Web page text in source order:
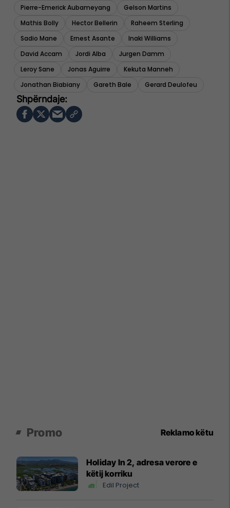
Pierre-Emerick Aubameyang
Gelson Martins
Mathis Bolly
Hector Bellerin
Raheem Sterling
Sadio Mane
Ernest Asante
Inaki Williams
David Accam
Jordi Alba
Jurgen Damm
Leroy Sane
Jonas Aguirre
Kekuta Manneh
Jonathan Biabiany
Gareth Bale Gerard Deulofeu
Promo Reklamo këtu
Holiday In 2, adresa verore e
këtij korriku
Edil Project